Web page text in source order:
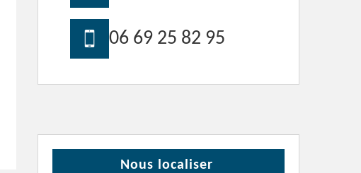
06 69 25 82 95
Nous localiser